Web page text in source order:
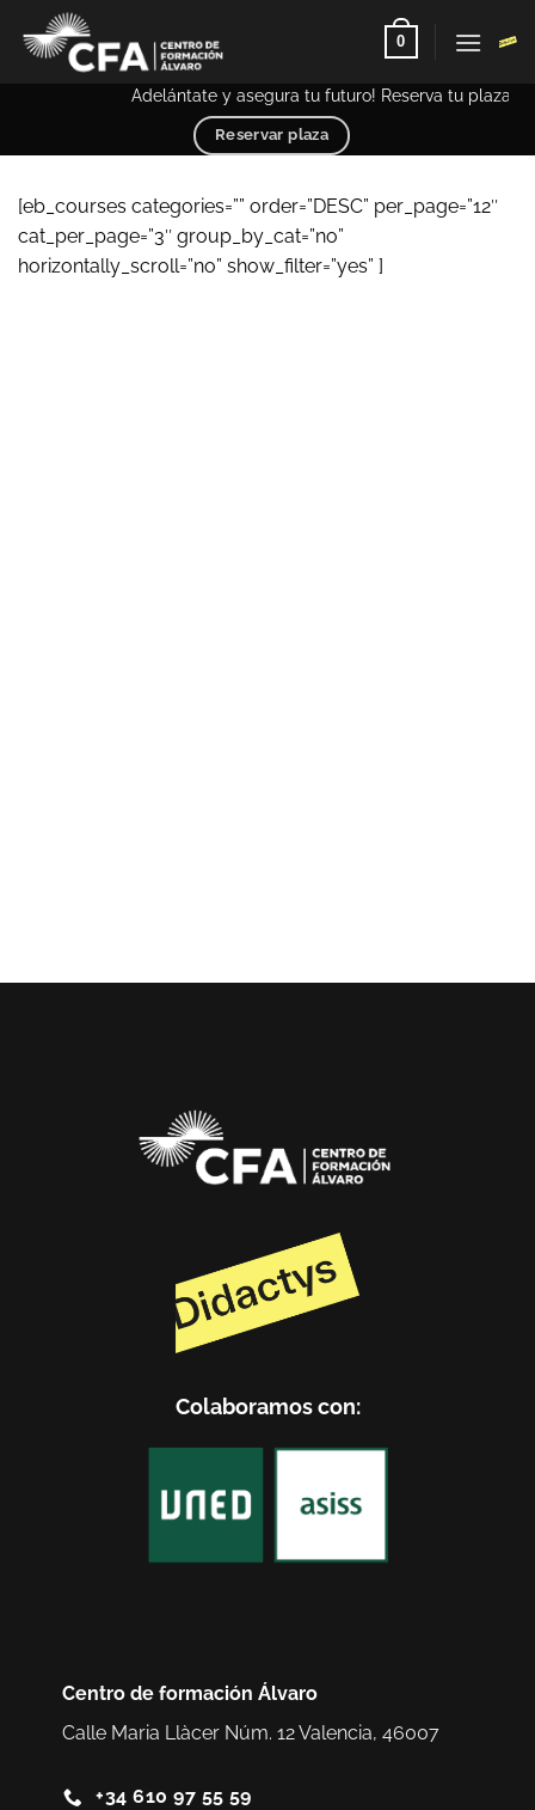
contenido
0
Adelántate y asegura tu futuro! Reserva tu plaza
Reservar plaza
[eb_courses categories=”” order=”DESC” per_page=”12″
cat_per_page=”3″ group_by_cat=”no”
horizontally_scroll=”no” show_filter=”yes” ]
Colaboramos con:
Centro de formación Álvaro
Calle Maria Llàcer Núm. 12 Valencia, 46007
+34 610 97 55 59